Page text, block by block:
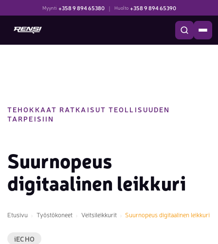
Myynti +358 9 894 65380 | Huolto +358 9 894 65390
TEHOKKAAT RATKAISUT TEOLLISUUDEN
TARPEISIIN
Suurnopeus
digitaalinen leikkuri
Etusivu Työstökoneet Veitsileikkurit Suurnopeus digitaalinen leikkuri
iECHO